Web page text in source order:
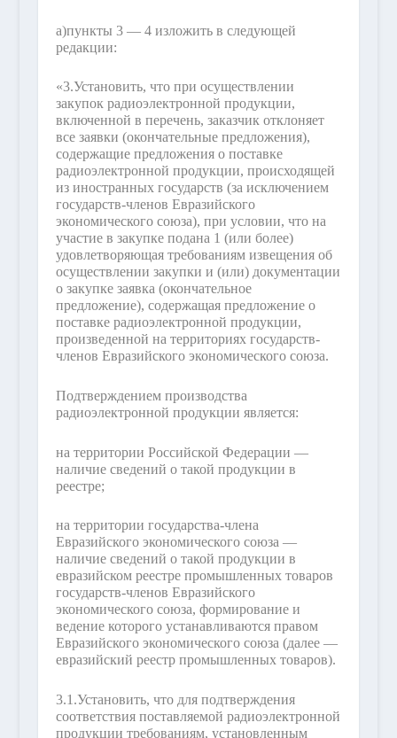
а)пункты 3 — 4 изложить в следующей
редакции:
«3.Установить, что при осуществлении
закупок радиоэлектронной продукции,
включенной в перечень, заказчик отклоняет
все заявки (окончательные предложения),
содержащие предложения о поставке
радиоэлектронной продукции, происходящей
из иностранных государств (за исключением
государств-членов Евразийского
экономического союза), при условии, что на
участие в закупке подана 1 (или более)
удовлетворяющая требованиям извещения об
осуществлении закупки и (или) документации
о закупке заявка (окончательное
предложение), содержащая предложение о
поставке радиоэлектронной продукции,
произведенной на территориях государств-
членов Евразийского экономического союза.
Подтверждением производства
радиоэлектронной продукции является:
на территории Российской Федерации —
наличие сведений о такой продукции в
реестре;
на территории государства-члена
Евразийского экономического союза —
наличие сведений о такой продукции в
евразийском реестре промышленных товаров
государств-членов Евразийского
экономического союза, формирование и
ведение которого устанавливаются правом
Евразийского экономического союза (далее —
евразийский реестр промышленных товаров).
3.1.Установить, что для подтверждения
соответствия поставляемой радиоэлектронной
продукции требованиям, установленным